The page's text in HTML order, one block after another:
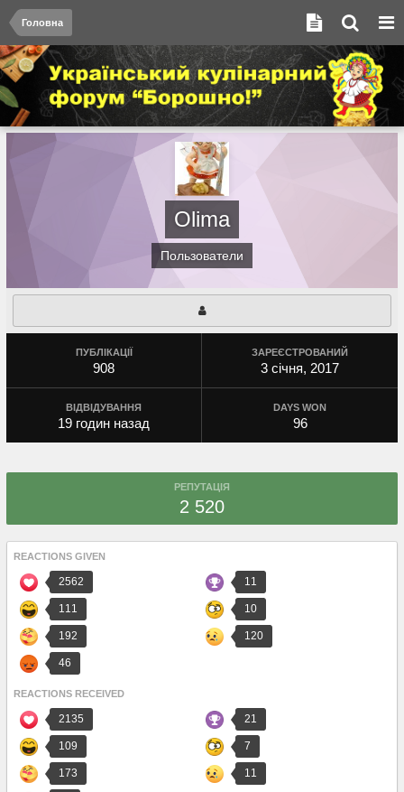
Головна
Olima
Пользователи
ПУБЛІКАЦІЇ
908
ЗАРЕЄСТРОВАНИЙ
3 січня, 2017
ВІДВІДУВАННЯ
19 годин назад
DAYS WON
96
РЕПУТАЦІЯ
2 520
REACTIONS GIVEN
2562 11
111 10
192 120
46
REACTIONS RECEIVED
2135 21
109 7
173 11